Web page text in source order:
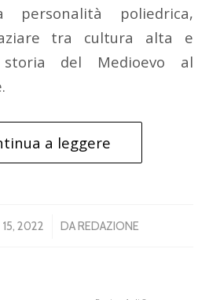
personalità poliedrica,
tra cultura alta e
del Medioevo al
a leggere
15, 2022
/ DAREDAZIONE